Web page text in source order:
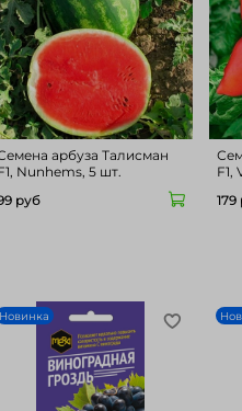
арбуза Талисман
Nunhems, 5 шт.
руб
F1,
179
Новинка